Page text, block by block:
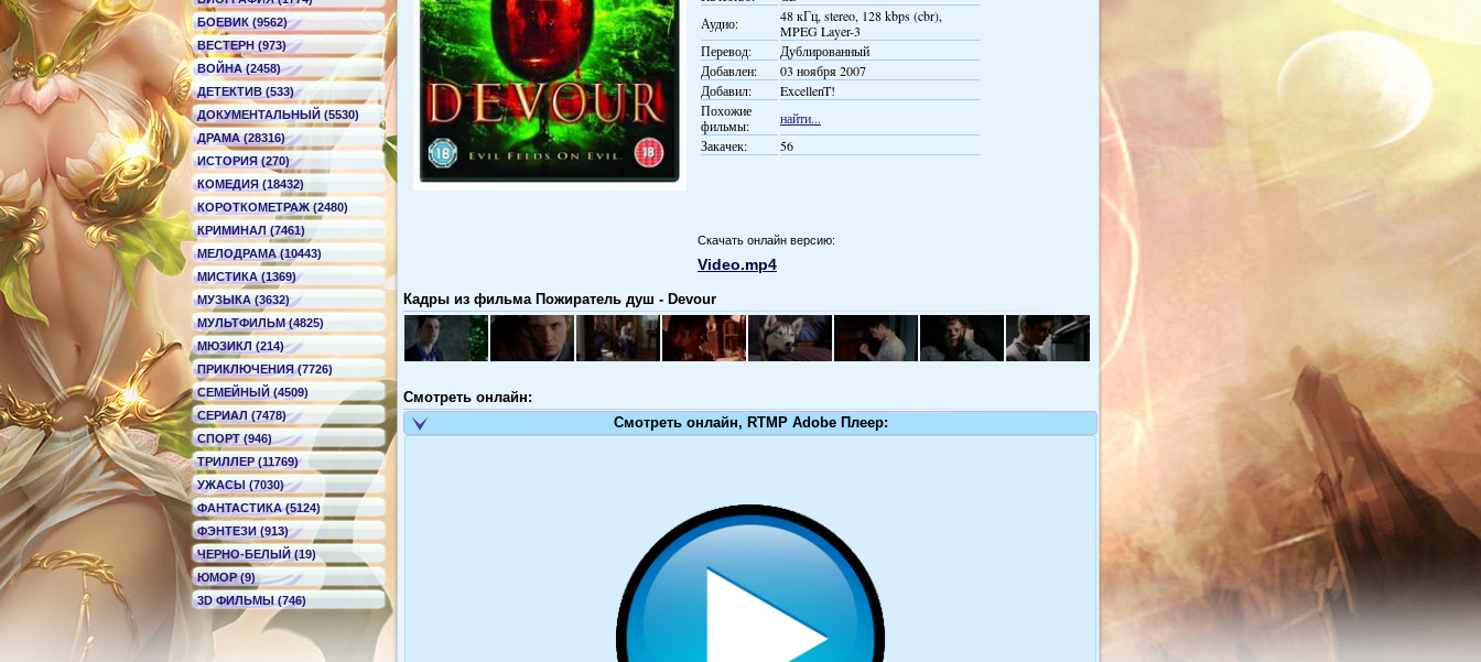
БОЕВИК (9562)
ВЕСТЕРН (973)
ВОЙНА (2458)
ДЕТЕКТИВ (533)
ДОКУМЕНТАЛЬНЫЙ (5530)
ДРАМА (28316)
ИСТОРИЯ (270)
КОМЕДИЯ (18432)
КОРОТКОМЕТРАЖ (2480)
КРИМИНАЛ (7461)
МЕЛОДРАМА (10443)
МИСТИКА (1369)
МУЗЫКА (3632)
МУЛЬТФИЛЬМ (4825)
МЮЗИКЛ (214)
ПРИКЛЮЧЕНИЯ (7726)
СЕМЕЙНЫЙ (4509)
СЕРИАЛ (7478)
СПОРТ (946)
ТРИЛЛЕР (11769)
УЖАСЫ (7030)
ФАНТАСТИКА (5124)
ФЭНТЕЗИ (913)
ЧЕРНО-БЕЛЫЙ (19)
ЮМОР (9)
3D ФИЛЬМЫ (746)
Аудио:
48 кГц, stereo, 128 kbps (cbr),
MPEG Layer-3
Перевод:
Дублированный
Добавлен:
03 ноября 2007
Добавил:
ExcellenT!
Похожие
фильмы:
найти...
Закачек:
56
Скачать онлайн версию:
Video.mp4
Кадры из фильма Пожиратель душ - Devour
Смотреть онлайн:
Смотреть онлайн, RTMP Adobe Плеер: